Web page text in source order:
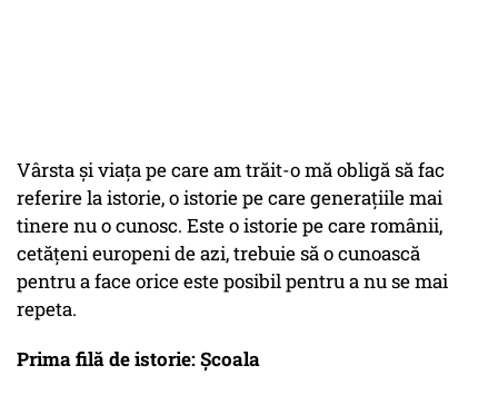
Vârsta și viața pe care am trăit-o mă obligă să fac
referire la istorie, o istorie pe care generațiile mai
tinere nu o cunosc. Este o istorie pe care românii,
cetățeni europeni de azi, trebuie să o cunoască
pentru a face orice este posibil pentru a nu se mai
repeta.
Prima filă de istorie: Școala